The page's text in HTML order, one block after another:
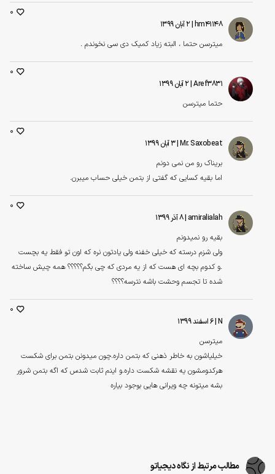
hm41148 | ۲ آبان ۱۳۹۹
میترسن حتما ، البته زیاد کمیک دی سی نخوندم .
0
Aref3831 | ۲ آبان ۱۳۹۹
حتما میترسن
0
Mr. Saxobeat | ۳ آبان ۱۳۹۹
بریناک رو من نمی دونم
اما بقیه کسایی که گفتی از بتمن خیلی حساب میبرن.
0
amiralialah | ۸ آذر ۱۳۹۹
بقیه رو نمیدونم
ولی شزم درسته که خیلی خفنه ولی یادتون نره که اون تو فقط یه بچست
.و کدوم بچه ای هست که از یه مردی که چی بگم؟؟؟؟؟ همه چیش ساخته
شده تا تجسم وحشت باشه نترسه؟؟؟؟
0
N | ۶ اسفند ۱۳۹۹
میترسن
خیلیاشون به خاطر ذهنی که بتمن داره.چون میدونن بتمن برای شکست
هرکدومشون یه نقشه شکست داره.و اینم ثابت شدس که اگه بتمن شرور
بشه میتونه چه ویرانی هایی بوجود بیاره
0
مطالب مرتبط از نگاه دیجیاتو